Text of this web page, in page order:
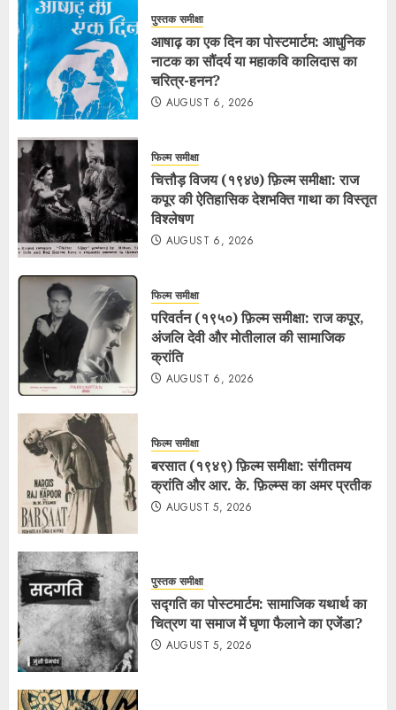
पुस्तक समीक्षा
आषाढ़ का एक दिन का पोस्टमार्टम: आधुनिक
नाटक का सौंदर्य या महाकवि कालिदास का
चरित्र-हनन?
AUGUST 6, 2026
फिल्म समीक्षा
चित्तौड़ विजय (१९४७) फ़िल्म समीक्षा: राज
कपूर की ऐतिहासिक देशभक्ति गाथा का विस्तृत
विश्लेषण
AUGUST 6, 2026
फिल्म समीक्षा
परिवर्तन (१९५०) फ़िल्म समीक्षा: राज कपूर,
अंजलि देवी और मोतीलाल की सामाजिक
क्रांति
AUGUST 6, 2026
फिल्म समीक्षा
बरसात (१९४९) फ़िल्म समीक्षा: संगीतमय
क्रांति और आर. के. फ़िल्म्स का अमर प्रतीक
AUGUST 5, 2026
पुस्तक समीक्षा
सद्गति का पोस्टमार्टम: सामाजिक यथार्थ का
चित्रण या समाज में घृणा फैलाने का एजेंडा?
AUGUST 5, 2026